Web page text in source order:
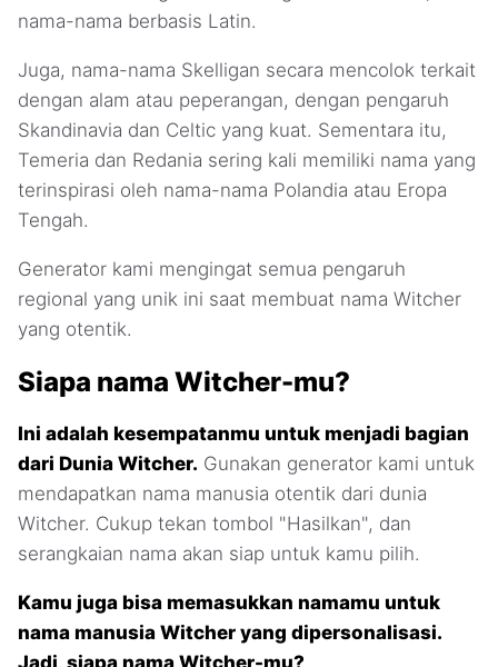
nama-nama berbasis Latin.
Juga, nama-nama Skelligan secara mencolok terkait
dengan alam atau peperangan, dengan pengaruh
Skandinavia dan Celtic yang kuat. Sementara itu,
Temeria dan Redania sering kali memiliki nama yang
terinspirasi oleh nama-nama Polandia atau Eropa
Tengah.
Generator kami mengingat semua pengaruh
regional yang unik ini saat membuat nama Witcher
yang otentik.
Siapa nama Witcher-mu?
Ini adalah kesempatanmu untuk menjadi bagian
dari Dunia Witcher. Gunakan generator kami untuk
mendapatkan nama manusia otentik dari dunia
Witcher. Cukup tekan tombol "Hasilkan", dan
serangkaian nama akan siap untuk kamu pilih.
Kamu juga bisa memasukkan namamu untuk
nama manusia Witcher yang dipersonalisasi.